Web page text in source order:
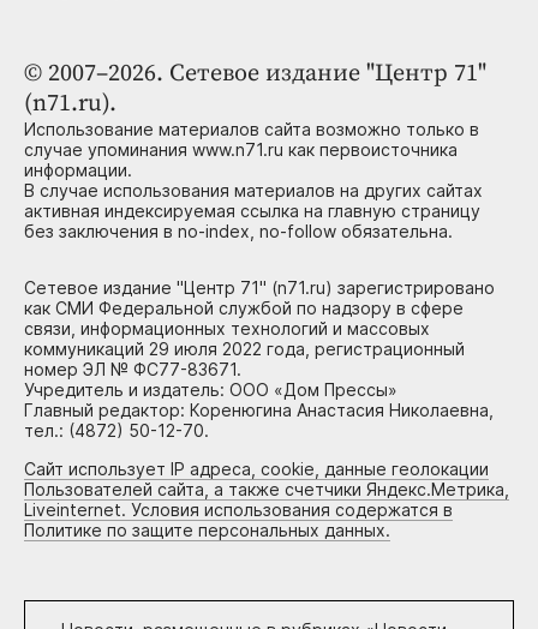
© 2007–2026. Сетевое издание "Центр 71"
(n71.ru).
Использование материалов сайта возможно только в
случае упоминания www.n71.ru как первоисточника
информации.
В случае использования материалов на других сайтах
активная индексируемая ссылка на главную страницу
без заключения в no-index, no-follow обязательна.
Сетевое издание "Центр 71" (n71.ru) зарегистрировано
как СМИ Федеральной службой по надзору в сфере
связи, информационных технологий и массовых
коммуникаций 29 июля 2022 года, регистрационный
номер ЭЛ № ФС77-83671.
Учредитель и издатель: ООО «Дом Прессы»
Главный редактор: Коренюгина Анастасия Николаевна,
тел.: (4872) 50-12-70.
Сайт использует IP адреса, cookie, данные геолокации
Пользователей сайта, а также счетчики Яндекс.Метрика,
Liveinternet. Условия использования содержатся в
Политике по защите персональных данных.